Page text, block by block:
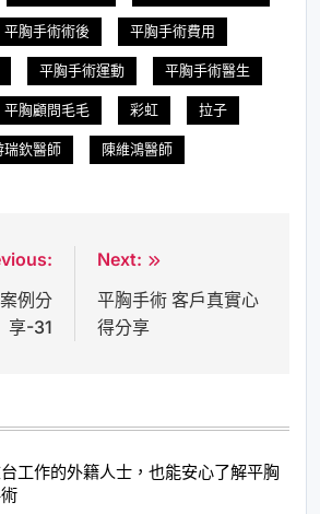
平胸手術術後 平胸手術費用
平胸手術運動 平胸手術醫生
平胸顧問毛毛 彩虹 拉子
瑞欽醫師 陳維鴻醫師
例分
享-31
Next:
平胸手術 客戶真實心
得分享
工作的外籍人士，也能安心了解平胸